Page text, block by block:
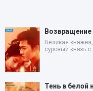
Возвращение
Великая
суровый князь с
Тень в белой